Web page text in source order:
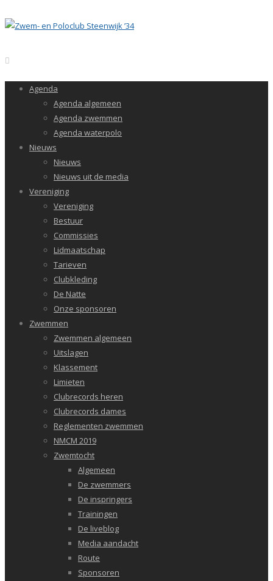
Agenda
Agenda algemeen
Agenda zwemmen
Agenda waterpolo
Nieuws
Nieuws
Nieuws uit de media
Vereniging
Vereniging
Bestuur
Commissies
Lidmaatschap
Tarieven
Clubkleding
De Natte
Onze sponsoren
Zwemmen
Zwemmen algemeen
Uitslagen
Klassement
Limieten
Clubrecords heren
Clubrecords dames
Reglementen zwemmen
NMCM 2019
Zwemtocht
Algemeen
De zwemmers
De inspringers
Trainingen
De liveblog
Media aandacht
Route
Sponsoren